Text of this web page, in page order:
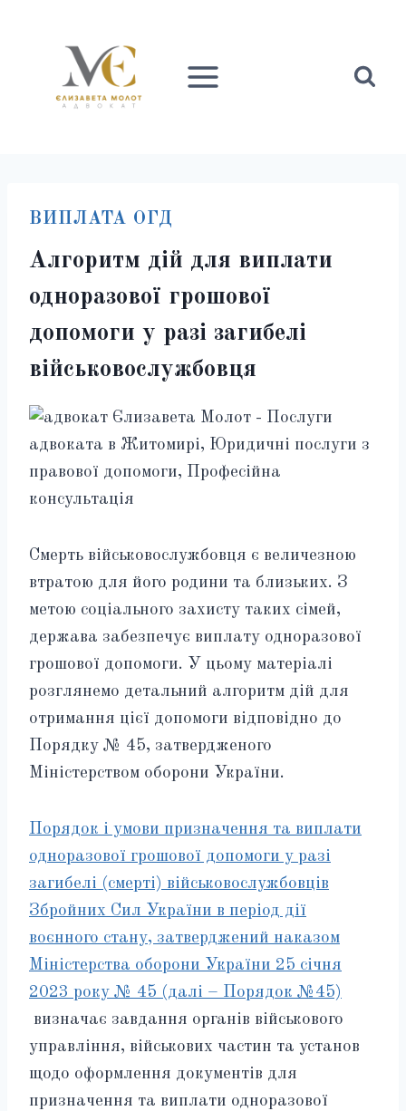
ВИПЛАТА ОГД
Алгоритм дій для виплати
одноразової грошової
допомоги у разі загибелі
військовослужбовця
Смерть військовослужбовця є величезною
втратою для його родини та близьких. З
метою соціального захисту таких сімей,
держава забезпечує виплату одноразової
грошової допомоги. У цьому матеріалі
розглянемо детальний алгоритм дій для
отримання цієї допомоги відповідно до
Порядку № 45, затвердженого
Міністерством оборони України.
Порядок і умови призначення та виплати
одноразової грошової допомоги у разі
загибелі (смерті) військовослужбовців
Збройних Сил України в період дії
воєнного стану, затверджений наказом
Міністерства оборони України 25 січня
2023 року № 45 (далі – Порядок №45)
визначає завдання органів військового
управління, військових частин та установ
щодо оформлення документів для
призначення та виплати одноразової